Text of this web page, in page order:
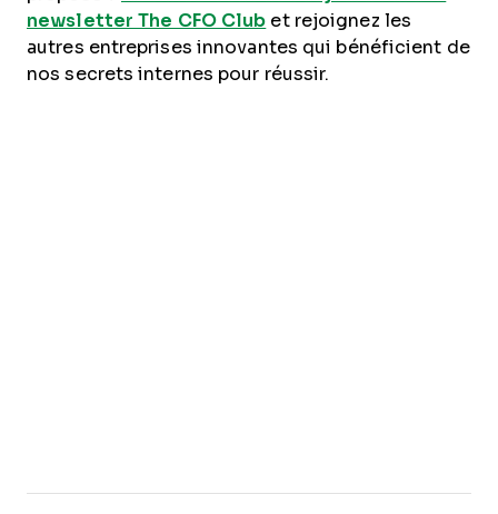
newsletter The CFO Club et rejoignez les
autres entreprises innovantes qui bénéficient de
nos secrets internes pour réussir.